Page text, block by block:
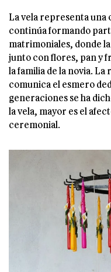
La vela representa una
continúa formando
matrimoniales, donde
junto con flores, pan y
la familia de la novia.
comunica el esmero
generaciones se ha
la vela, mayor es el
ceremonial.